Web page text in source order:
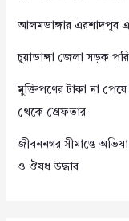
আলমডাঙ্গার এরশাদপুর
চুয়াডাঙ্গা জেলা সড়ক
মুক্তিপণের টাকা না
থেকে গ্রেফতার
জীবননগর সীমান্তে
ও ঔষধ উদ্ধার